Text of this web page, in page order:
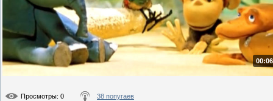
Просмотры: 0 38 попугаев